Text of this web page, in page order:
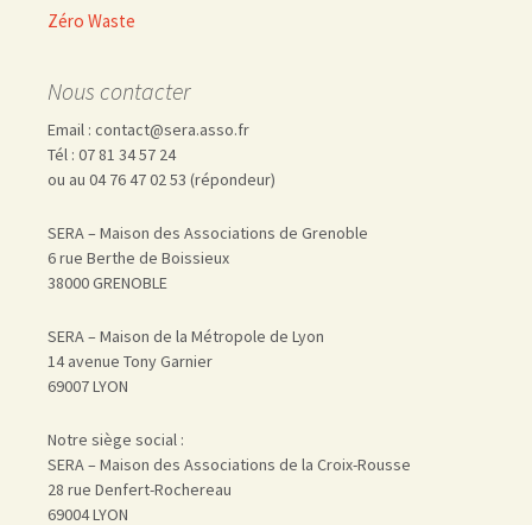
Zéro Waste
Nous contacter
Email : contact@sera.asso.fr
Tél : 07 81 34 57 24
ou au 04 76 47 02 53 (répondeur)
SERA – Maison des Associations de Grenoble
6 rue Berthe de Boissieux
38000 GRENOBLE
SERA – Maison de la Métropole de Lyon
14 avenue Tony Garnier
69007 LYON
Notre siège social :
SERA – Maison des Associations de la Croix-Rousse
28 rue Denfert-Rochereau
69004 LYON